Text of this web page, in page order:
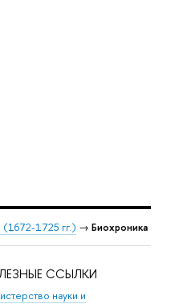
(1672-1725 гг.) → Биохроника
ССЫЛКИ
науки и